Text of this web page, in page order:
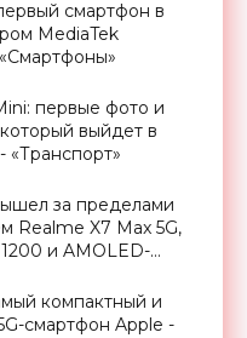
смартфон в
MediaTek
первые фото и
выйдет в
«Транспорт»
за пределами
Realme X7 Max 5G,
и AMOLED-
компактный и
смартфон Apple -